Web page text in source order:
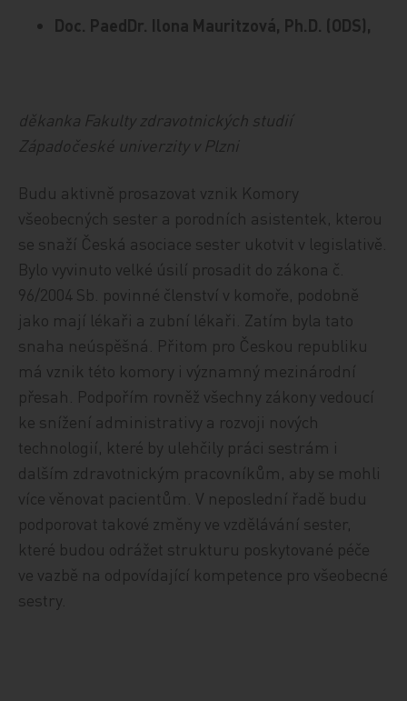
Doc. PaedDr. Ilona Mauritzová, Ph.D. (ODS),
děkanka Fakulty zdravotnických studií
Západočeské univerzity v Plzni
Budu aktivně prosazovat vznik Komory
všeobecných sester a porodních asistentek, kterou
se snaží Česká asociace sester ukotvit v legislativě.
Bylo vyvinuto velké úsilí prosadit do zákona č.
96/2004 Sb. povinné členství v komoře, podobně
jako mají lékaři a zubní lékaři. Zatím byla tato
snaha neúspěšná. Přitom pro Českou republiku
má vznik této komory i významný mezinárodní
přesah. Podpořím rovněž všechny zákony vedoucí
ke snížení administrativy a rozvoji nových
technologií, které by ulehčily práci sestrám i
dalším zdravotnickým pracovníkům, aby se mohli
více věnovat pacientům. V neposlední řadě budu
podporovat takové změny ve vzdělávání sester,
které budou odrážet strukturu poskytované péče
ve vazbě na odpovídající kompetence pro všeobecné
sestry.